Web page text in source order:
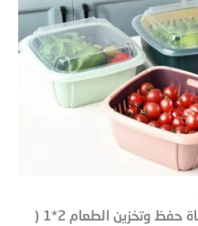
علب ومصفاة حفظ وتخزين الطعام 2*1 (